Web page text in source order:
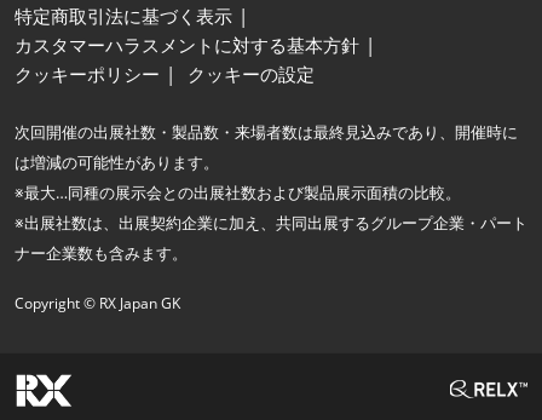
特定商取引法に基づく表示
カスタマーハラスメントに対する基本方針
クッキーポリシー
クッキーの設定
次回開催の出展社数・製品数・来場者数は最終見込みであり、開催時に
は増減の可能性があります。
※最大…同種の展示会との出展社数および製品展示面積の比較。
※出展社数は、出展契約企業に加え、共同出展するグループ企業・パート
ナー企業数も含みます。
Copyright © RX Japan GK